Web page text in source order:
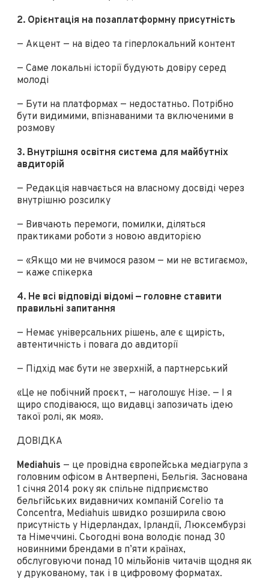
2. Орієнтація на позаплатформну присутність
— Акцент — на відео та гіперлокальний контент
— Саме локальні історії будують довіру серед
молоді
— Бути на платформах — недостатньо. Потрібно
бути видимими, впізнаваними та включеними в
розмову
3. Внутрішня освітня система для майбутніх
авдиторій
— Редакція навчається на власному досвіді через
внутрішню розсилку
— Вивчають перемоги, помилки, діляться
практиками роботи з новою авдиторією
— «Якщо ми не вчимося разом — ми не встигаємо»,
— каже спікерка
4. Не всі відповіді відомі — головне ставити
правильні запитання
— Немає універсальних рішень, але є щирість,
автентичність і повага до авдиторії
— Підхід має бути не зверхній, а партнерський
«Це не побічний проєкт, — наголошує Нізе. — І я
щиро сподіваюся, що видавці запозичать ідею
такої ролі, як моя».
ДОВІДКА
Mediahuis — це провідна європейська медіагрупа з
головним офісом в Антверпені, Бельгія. Заснована
1 січня 2014 року як спільне підприємство
бельгійських видавничих компаній Corelio та
Concentra, Mediahuis швидко розширила свою
присутність у Нідерландах, Ірландії, Люксембурзі
та Німеччині. Сьогодні вона володіє понад 30
новинними брендами в п’яти країнах,
обслуговуючи понад 10 мільйонів читачів щодня як
у друкованому, так і в цифровому форматах.